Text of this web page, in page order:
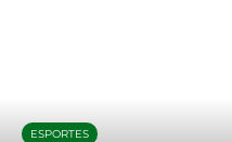
ESPORTES